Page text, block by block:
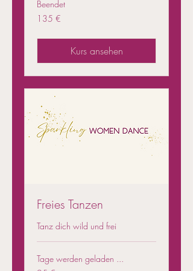
Beendet
135
Euro
135 €
Kurs ansehen
Freies Tanzen
Tanz dich wild und frei
Tage werden geladen ...
25